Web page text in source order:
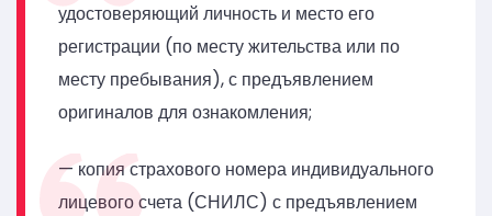
удостоверяющий личность и место его
регистрации (по месту жительства или по
месту пребывания), с предъявлением
оригиналов для ознакомления;
— копия страхового номера индивидуального
лицевого счета (СНИЛС) с предъявлением